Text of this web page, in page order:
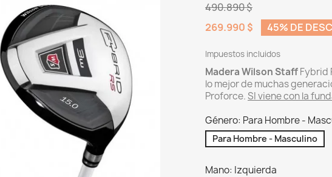
490.890 $
269.990 $
45% DE
Impuestos incluidos
Madera Wilson StaffFybrid
lo mejor de muchas
Proforce.SI viene con la
Género: Para Hombre -
Para Hombre - Masculino
Mano: Izquierda